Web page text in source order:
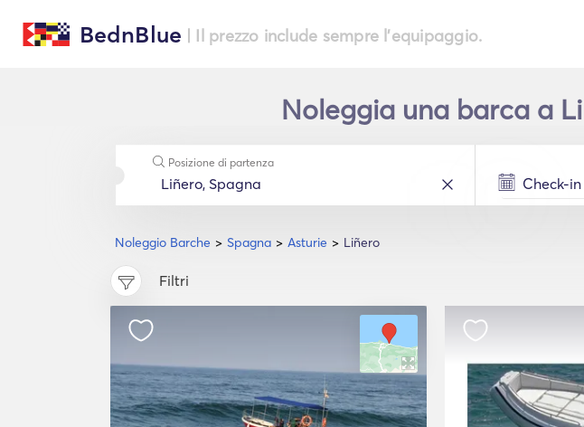
BednBlue | Il prezzo include sempre l'equipaggio.
Noleggia una barca a
Noleggio Barche Spagna Asturie Liñero
Posizione di partenza
Filtri